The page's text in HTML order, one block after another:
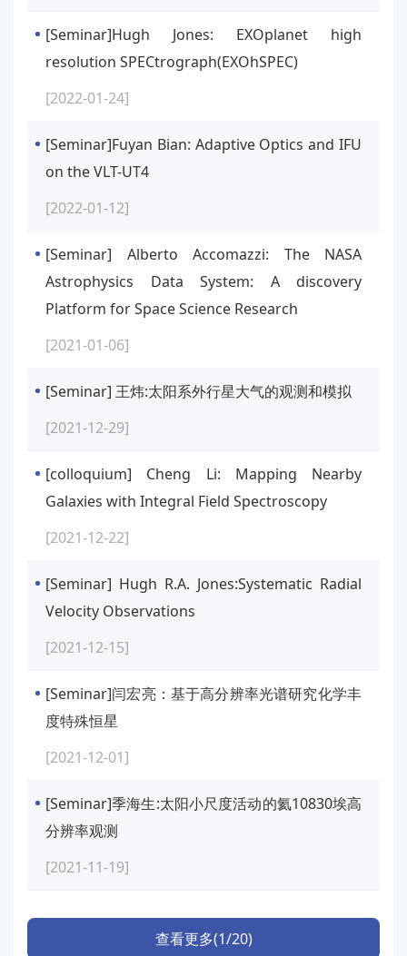
[Seminar]Hugh Jones: EXOplanet high
resolution SPECtrograph(EXOhSPEC)
[2022-01-24]
[Seminar]Fuyan Bian: Adaptive Optics and IFU
on the VLT-UT4
[2022-01-12]
[Seminar] Alberto Accomazzi: The NASA
Astrophysics Data System: A discovery
Platform for Space Science Research
[2021-01-06]
[Seminar] 王炜:太阳系外行星大气的观测和模拟
[2021-12-29]
[colloquium] Cheng Li: Mapping Nearby
Galaxies with Integral Field Spectroscopy
[2021-12-22]
[Seminar] Hugh R.A. Jones:Systematic Radial
Velocity Observations
[2021-12-15]
[Seminar]闫宏亮：基于高分辨率光谱研究化学丰
度特殊恒星
[2021-12-01]
[Seminar]季海生:太阳小尺度活动的氦10830埃高
分辨率观测
[2021-11-19]
查看更多(1/20)